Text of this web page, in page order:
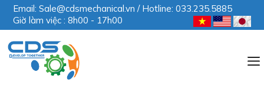
Email: Sale@cdsmechanical.vn / Hotline: 033.235.5885
Giờ làm việc : 8h00 - 17h00